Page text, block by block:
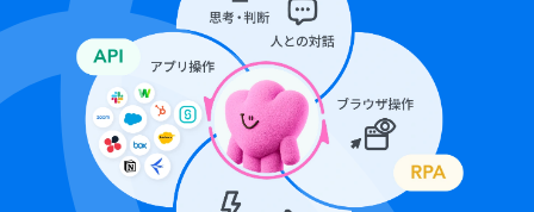
ランの場合は設定しているフローボットのオペレーショ
ンやデータコネクトはエラーとなりますので、ご注意くだ
さい。
ミニプラン・チームプラン・サクセスプランなどの有料プ
ランは、2週間の無料トライアルを行うことが可能です。
無料トライアル中には制限対象のアプリを使用すること
ができます。 詳しくは、料金プラン
のページをご参照く
ださい。